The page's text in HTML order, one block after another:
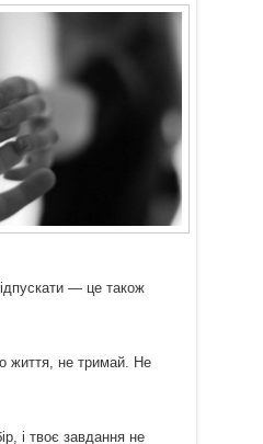
— це також
життя, не тримай. Не
і твоє завдання не